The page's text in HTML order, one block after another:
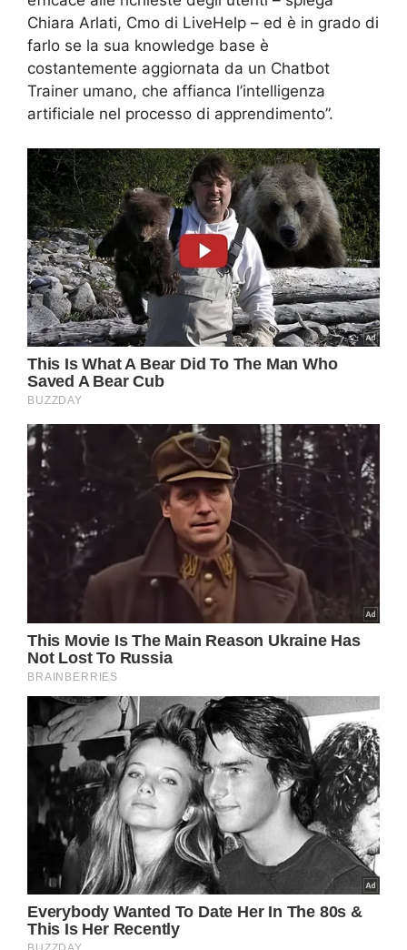
Chiara Arlati, Cmo di LiveHelp – ed è in grado di
farlo se la sua knowledge base è
costantemente aggiornata da un Chatbot
Trainer umano, che affianca l’intelligenza
artificiale nel processo di apprendimento”.